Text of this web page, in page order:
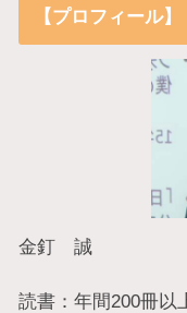
【プロフィール】
金釘 誠
読書：年間200冊以